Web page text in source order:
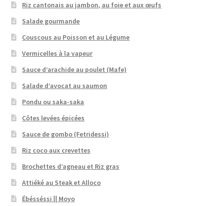
Riz cantonais au jambon, au foie et aux œufs
Salade gourmande
Couscous au Poisson et au Légume
Vermicelles à la vapeur
Sauce d’arachide au poulet (Mafe)
Salade d’avocat au saumon
Pondu ou saka-saka
Côtes levées épicées
Sauce de gombo (Fetridessi)
Riz coco aux crevettes
Brochettes d’agneau et Riz gras
Attiéké au Steak et Alloco
Ébésséssi || Moyo